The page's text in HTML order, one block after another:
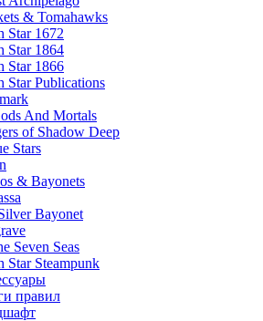
& Tomahawks
Star 1672
Star 1864
Star 1866
Star Publications
And Mortals
of Shadow Deep
Stars
& Bayonets
Bayonet
Seven Seas
Star Steampunk
правил